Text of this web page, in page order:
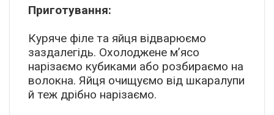
Приготування:
Куряче філе та яйця відварюємо
заздалегідь. Охолоджене м’ясо
нарізаємо кубиками або розбираємо на
волокна. Яйця очищуємо від шкаралупи
й теж дрібно нарізаємо.